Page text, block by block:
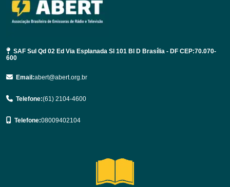
SAF Sul Qd 02 Ed Via Esplanada Sl 101 Bl D Brasília - DF CEP:70.070-
600
Email:abert@abert.org.br
Telefone:(61) 2104-4600
Telefone:08009402104